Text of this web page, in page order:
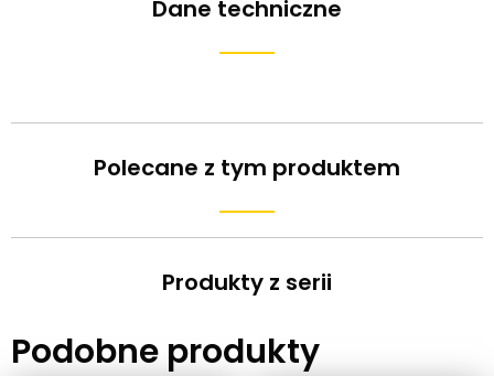
Dane techniczne
Polecane z tym produktem
Produkty z serii
Podobne produkty